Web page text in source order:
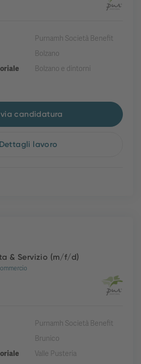
Purnamh Società Benefit
Bolzano
Bolzano e dintorni
candidatura
Dettagli lavoro
& Servizio (m/f/d)
Purnamh Società Benefit
Brunico
Valle Pusteria